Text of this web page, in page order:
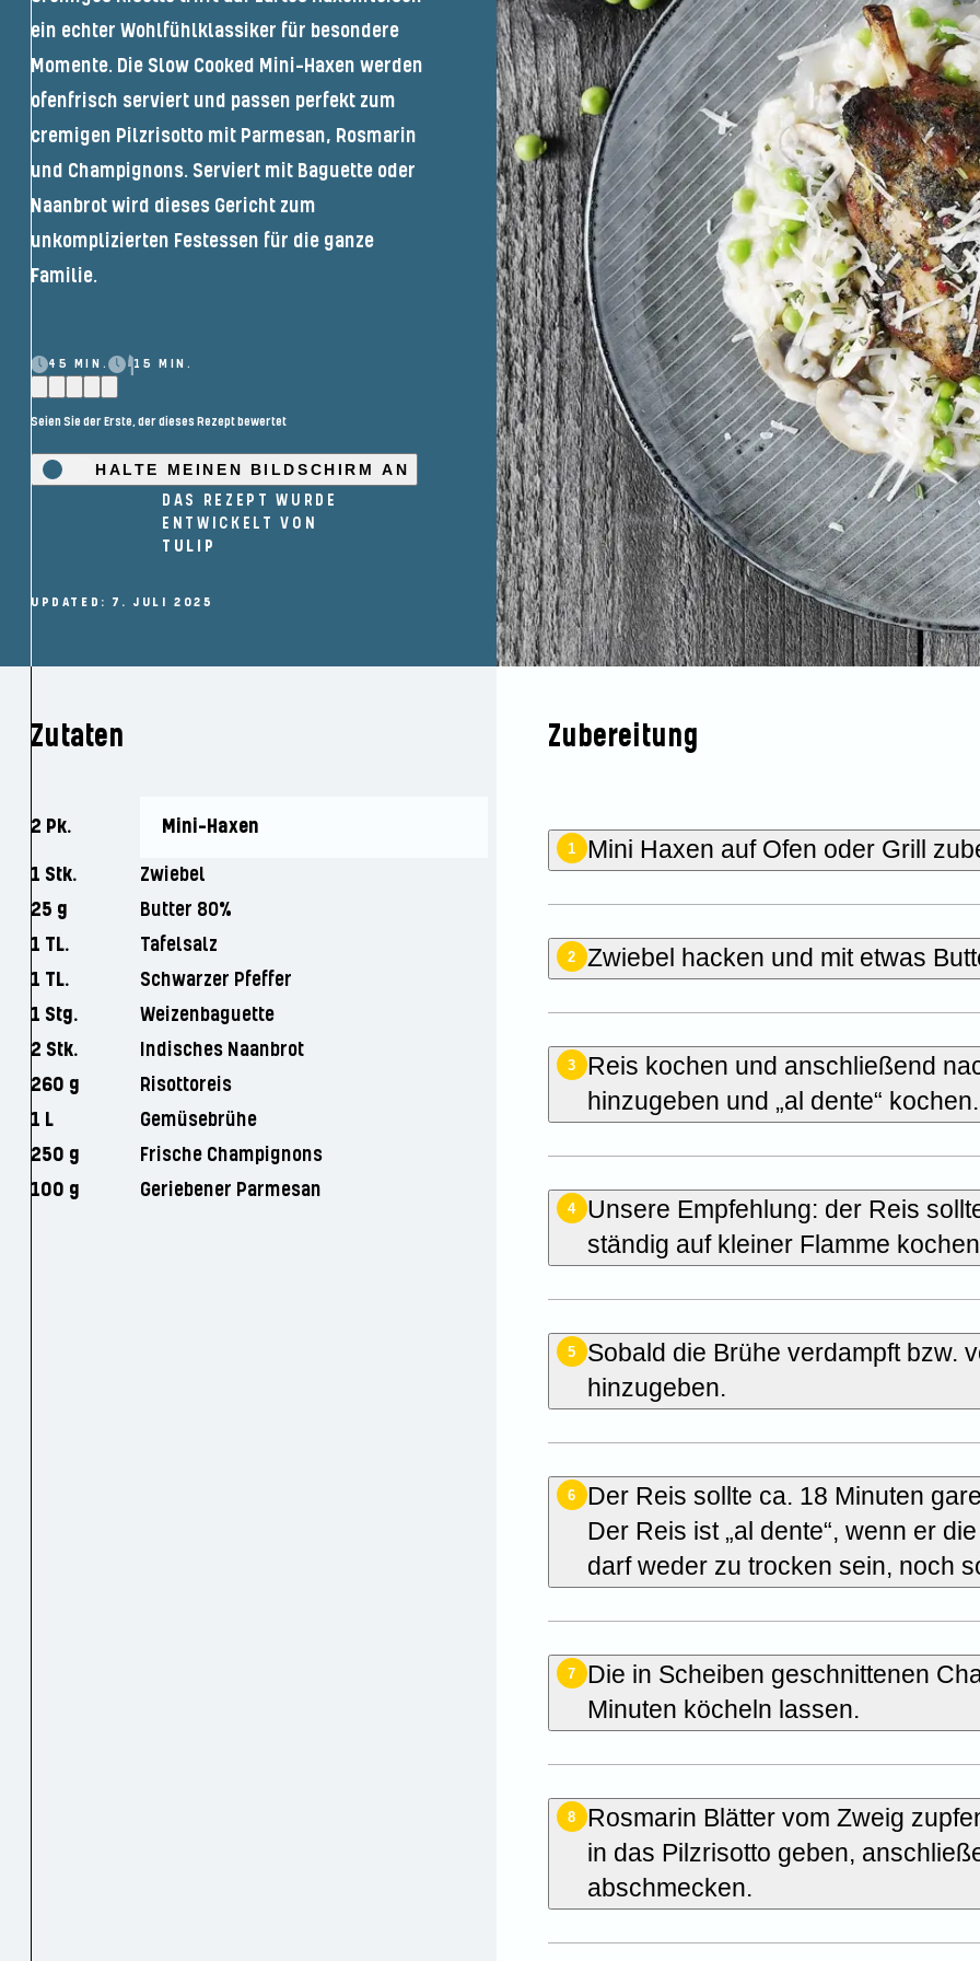
ein echter Wohlfühlklassiker für besondere
Momente. Die Slow Cooked Mini-Haxen werden
ofenfrisch serviert und passen perfekt zum
cremigen Pilzrisotto mit Parmesan, Rosmarin
und Champignons. Serviert mit Baguette oder
Naanbrot wird dieses Gericht zum
unkomplizierten Festessen für die ganze
Familie.
45 MIN. 15 MIN.
Seien Sie der Erste, der dieses Rezept bewertet
HALTE MEINEN BILDSCHIRM AN
DAS REZEPT WURDE
ENTWICKELT VON
TULIP
UPDATED: 7. JULI 2025
Zutaten
2 Pk.
Mini-Haxen
1 Stk.
Zwiebel
25 g
Butter 80%
1 TL.
Tafelsalz
1 TL.
Schwarzer Pfeffer
1 Stg.
Weizenbaguette
2 Stk.
Indisches Naanbrot
260 g
Risottoreis
1 L
Gemüsebrühe
250 g
Frische Champignons
100 g
Geriebener Parmesan
Zubereitung
1 Mini Haxen auf Ofen oder Grill
2 Zwiebel hacken und mit etwas
3
Reis kochen und anschließend
hinzugeben und „al dente“
4
Unsere Empfehlung: der Reis
ständig auf kleiner Flamme
5
Sobald die Brühe verdampft bzw.
hinzugeben.
6
Der Reis sollte ca. 18 Minuten
Der Reis ist „al dente“, wenn er
darf weder zu trocken sein, noch
7
Die in Scheiben geschnittenen
Minuten köcheln lassen.
8
Rosmarin Blätter vom Zweig
in das Pilzrisotto geben,
abschmecken.